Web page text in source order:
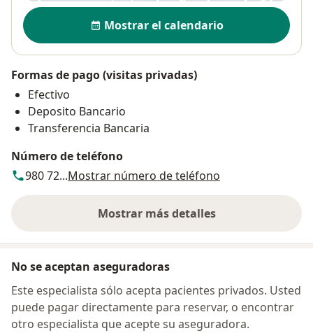
Disponibilidad
Mostrar el calendario
Formas de pago (visitas privadas)
Efectivo
Deposito Bancario
Transferencia Bancaria
Número de teléfono
980 72...Mostrar número de teléfono
Mostrar más detalles
sobre la dirección
No se aceptan aseguradoras
Este especialista sólo acepta pacientes privados. Usted
puede pagar directamente para reservar, o encontrar
otro especialista que acepte su aseguradora.